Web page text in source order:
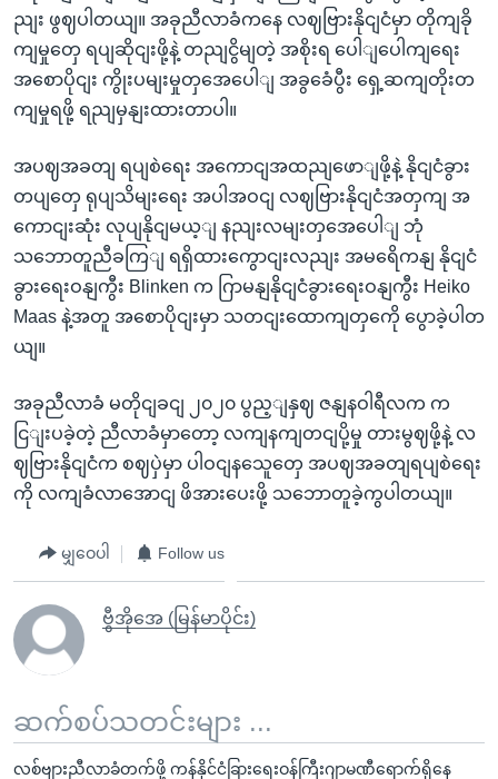
ညျး ဖွဈပါတယျ။ အခုညီလာခံကနေ လဈဗြားနိုငျငံမှာ တိုကျခို
ကျမှုတှေ ရပျဆိုငျးဖို့နဲ့ တညျငွိမျတဲ့ အစိုးရ ပေါျပေါကျရေး
အစောပိုငျး ကွိုးပမျးမှုတှအေပေါျ အခွခေံပွီး ရှေ့ဆကျတိုးတ
ကျမှုရဖို့ ရညျမှနျးထားတာပါ။
အပဈအခတျ ရပျစဲရေး အကောငျအထညျဖောျဖို့နဲ့ နိုငျငံခွား
တပျတှေ ရုပျသိမျးရေး အပါအဝငျ လဈဗြားနိုငျငံအတှကျ အ
ကောငျးဆုံး လုပျနိုငျမယ့ျ နညျးလမျးတှအေပေါျ ဘုံ
သဘောတူညီခကြျ ရရှိထားကွောငျးလညျး အမရေိကနျ နိုငျငံ
ခွားရေးဝနျကွီး Blinken က ဂြာမနျနိုငျငံခွားရေးဝနျကွီး Heiko
Maas နဲ့အတူ အစောပိုငျးမှာ သတငျးထောကျတှကေို ပွောခဲ့ပါတ
ယျ။
အခုညီလာခံ မတိုငျခငျ ၂၀၂၀ ပွည့ျနှဈ ဇနျနဝါရီလက က
ငြျးပခဲ့တဲ့ ညီလာခံမှာတော့ လကျနကျတငျပို့မှု တားမွဈဖို့နဲ့ လ
ဈဗြားနိုငျငံက စဈပှဲမှာ ပါဝငျနသေူတှေ အပဈအခတျရပျစဲရေး
ကို လကျခံလာအောငျ ဖိအားပေးဖို့ သဘောတူခဲ့ကွပါတယျ။
မျှဝေပါ Follow us
ဗွီအိုအေ (မြန်မာပိုင်း)
ဆက်စပ်သတင်းများ ...
လစ်ဗျားညီလာခံတက်ဖို့ ကန်နိုင်ငံခြားရေးဝန်ကြီးဂျာမဏီရောက်ရှိနေ